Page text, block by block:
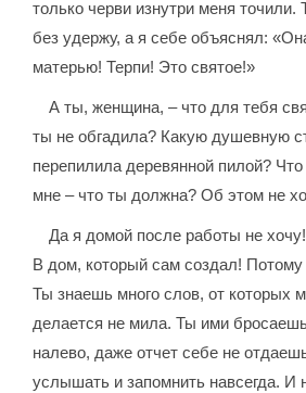
только черви изнутри меня точили.
без удержу, а я себе объяснял:
матерью! Терпи! Это святое!»
А ты, женщина, – что для тебя
ты не обгадила? Какую душевную
перепилила деревянной пилой?
мне – что ты должна? Об этом не
Да я домой после работы не
В дом, который сам создал! Потому
Ты знаешь много слов, от которых
делается не мила. Ты ими
налево, даже отчет себе не
услышать и запомнить навсегда. И